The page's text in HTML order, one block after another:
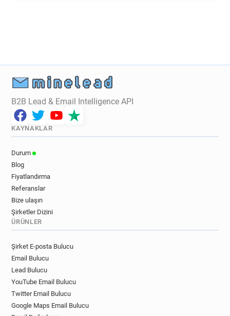
t***********@univ-paris13.fr
n******@univ-paris13.fr
l************@univ-paris13.fr
x************@univ-paris13.fr
e*****@univ-paris13.fr
d********@univ-paris13.fr
v************@univ-paris13.fr
b******@univ-paris13.fr
p************@univ-paris13.fr
f******@univ-paris13.fr
v***********@univ-paris13.fr
x***********@univ-paris13.fr
j************@univ-paris13.fr
m************@univ-paris13.fr
n******@univ-paris13.fr
B2B Lead & Email Intelligence API
KAYNAKLAR
Durum
Blog
Fiyatlandırma
Referanslar
Bize ulaşın
Şirketler Dizini
ÜRÜNLER
Şirket E-posta Bulucu
Email Bulucu
Lead Bulucu
YouTube Email Bulucu
Twitter Email Bulucu
Google Maps Email Bulucu